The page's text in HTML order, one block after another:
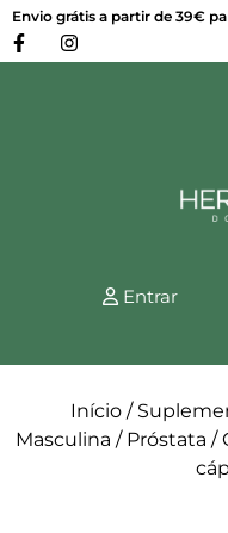
Envio grátis a partir de 39€
Entrar
Início /
Masculina / Próstata /